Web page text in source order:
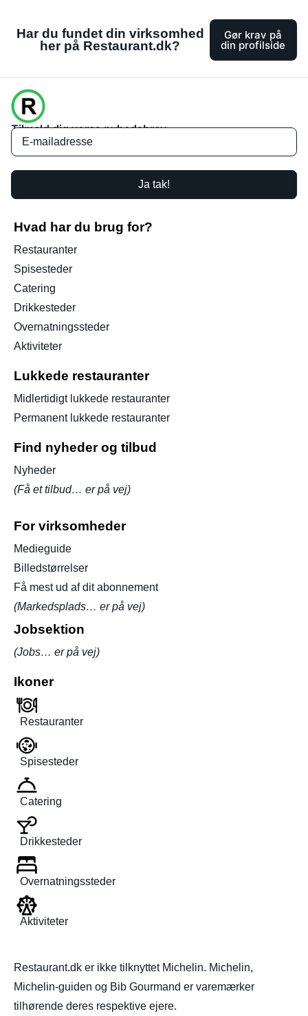
Har du fundet din virksomhed
her på Restaurant.dk?
Gør krav på
din profilside
Tilmeld dig vores nyhedsbrev
Ja tak!
Hvad har du brug for?
Restauranter
Spisesteder
Catering
Drikkesteder
Overnatningssteder
Aktiviteter
Lukkede restauranter
Midlertidigt lukkede restauranter
Permanent lukkede restauranter
Find nyheder og tilbud
Nyheder
(Få et tilbud… er på vej)
For virksomheder
Medieguide
Billedstørrelser
Få mest ud af dit abonnement
(Markedsplads… er på vej)
Jobsektion
(Jobs… er på vej)
Ikoner
Restauranter
Spisesteder
Catering
Drikkesteder
Overnatningssteder
Aktiviteter
Restaurant.dk er ikke tilknyttet Michelin. Michelin,
Michelin-guiden og Bib Gourmand er varemærker
tilhørende deres respektive ejere.